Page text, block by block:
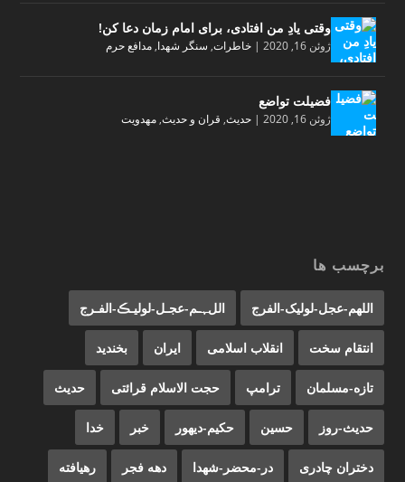
وقتی یادِ من افتادی، برای امام زمان دعا کن!
ژوئن 16, 2020 |خاطرات, سنگر شهدا,مدافع حرم
فضیلت تواضع
ژوئن 16, 2020 |حدیث, قران و حدیث,مهدویت
برچسب ها
اللهم-عجل-لولیک-الفرج اللﮩـم-عجـل-لولیـڪ-الفـرج
انتقام سخت انقلاب اسلامی ایران بخندید
تازه-مسلمان ترامپ حجت الاسلام قرائتی حدیث
حدیث-روز حسین حکیم-دیهور خبر خدا
دختران چادری در-محضر-شهدا دهه فجر رهیافته